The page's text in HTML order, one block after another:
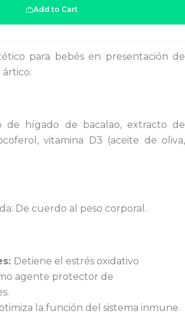
Add to Cart
para bebés en presentación de
ártico.
de hígado de bacalao, extracto de
vitamina D3 (aceite de oliva,
De cuerdo al peso corporal.
Detiene el estrés oxidativo
agente protector de
la función del sistema inmune.